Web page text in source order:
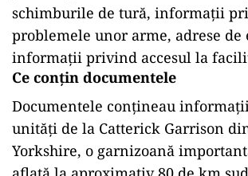
schimburile de tură, informații
problemele unor arme, adrese de
informații privind accesul la
Ce conțin documentele
Documentele conțineau
unități de la Catterick Garrison
Yorkshire, o garnizoană